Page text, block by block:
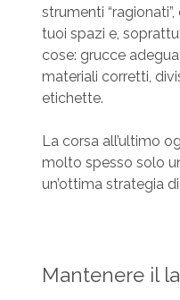
strumenti
tuoi spazi e,
cose: grucce
materiali corretti,
etichette.
La corsa all’ultimo
molto spesso solo
un’ottima strategia
Mantenere il